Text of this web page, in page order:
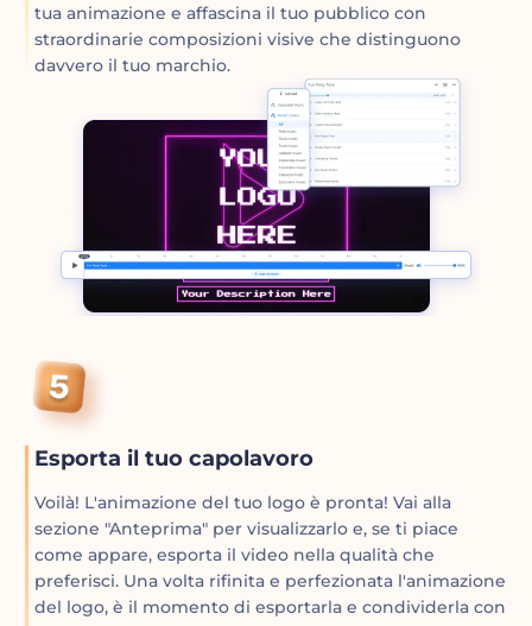
tua animazione e affascina il tuo pubblico con
straordinarie composizioni visive che distinguono
davvero il tuo marchio.
Esporta il tuo capolavoro
Voilà! L'animazione del tuo logo è pronta! Vai alla
sezione "Anteprima" per visualizzarlo e, se ti piace
come appare, esporta il video nella qualità che
preferisci. Una volta rifinita e perfezionata l'animazione
del logo, è il momento di esportarla e condividerla con